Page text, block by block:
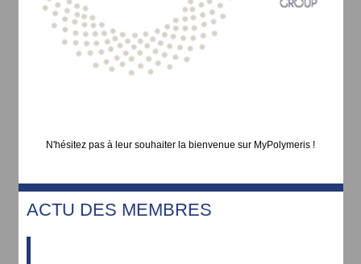
N'hésitez pas à leur souhaiter la bienvenue sur MyPolymeris !
ACTU DES MEMBRES